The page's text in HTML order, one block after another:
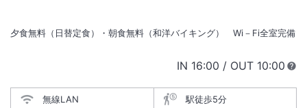
夕食無料（日替定食）・朝食無料（和洋バイキング） Wi－Fi全室完備
IN チェックイン
16:00 / OUT チェック
10:00
無線LAN
駅徒歩5分